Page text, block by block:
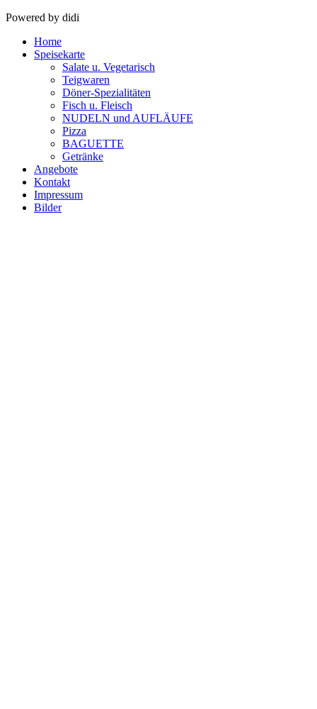
Powered by didi
Home
Speisekarte
Salate u. Vegetarisch
Teigwaren
Döner-Spezialitäten
Fisch u. Fleisch
NUDELN und AUFLÄUFE
Pizza
BAGUETTE
Getränke
Angebote
Kontakt
Impressum
Bilder